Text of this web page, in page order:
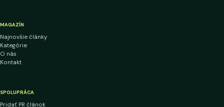
MAGAZÍN
Najnovšie články
Kategórie
O nás
Kontakt
SPOLUPRÁCA
Pridať PR článok